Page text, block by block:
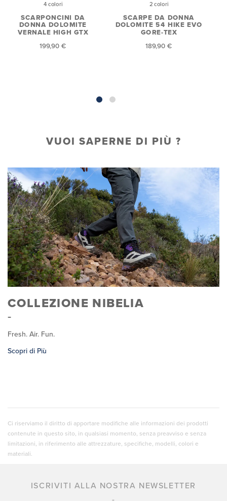
4 colori
SCARPONCINI DA
DONNA DOLOMITE
VERNALE HIGH GTX
199,90 €
2 colori
SCARPE DA DONNA
DOLOMITE 54 HIKE EVO
GORE-TEX
189,90 €
VUOI SAPERNE DI PIÙ ?
COLLEZIONE NIBELIA
Fresh. Air. Fun.
Scopri di Più
Ci riserviamo il diritto di apportare modifiche alle informazioni dei prodotti
contenute in questo sito, in qualsiasi momento, senza preavviso e senza
limitazioni, in riferimento alle attrezzature, specifiche, modelli, colori e
materiali.
ISCRIVITI ALLA NOSTRA NEWSLETTER